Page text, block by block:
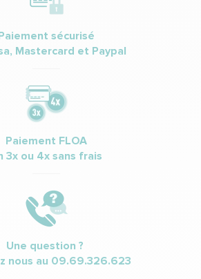
sécurisé
Mastercard et Paypal
Paiement FLOA
3x ou 4x sans frais
Une question ?
nous au 09.69.326.623